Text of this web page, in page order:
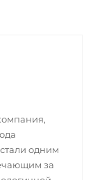
одним
за